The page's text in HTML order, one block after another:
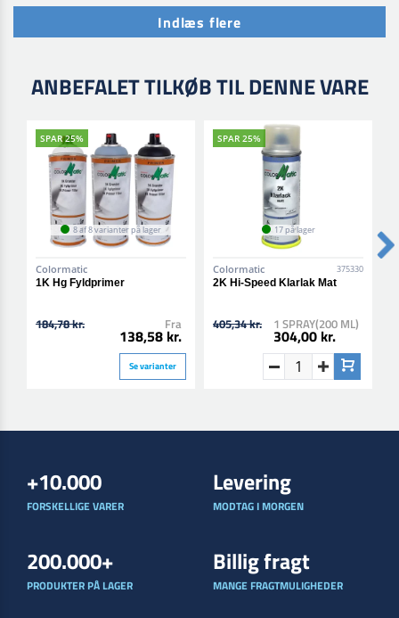
Indlæs flere
ANBEFALET TILKØB TIL DENNE VARE
SPAR 25%
8 af 8 varianter på lager
Colormatic
1K Hg Fyldprimer
184,78 kr. Fra
138,58 kr.
Se varianter
SPAR 25%
17 på lager
Colormatic 375330
2K Hi-Speed Klarlak Mat
405,34 kr. 1 SPRAY(200 ML)
304,00 kr.
+10.000
FORSKELLIGE VARER
Levering
MODTAG I MORGEN
200.000+
PRODUKTER PÅ LAGER
Billig fragt
MANGE FRAGTMULIGHEDER